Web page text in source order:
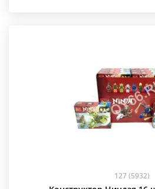
127 (5932)